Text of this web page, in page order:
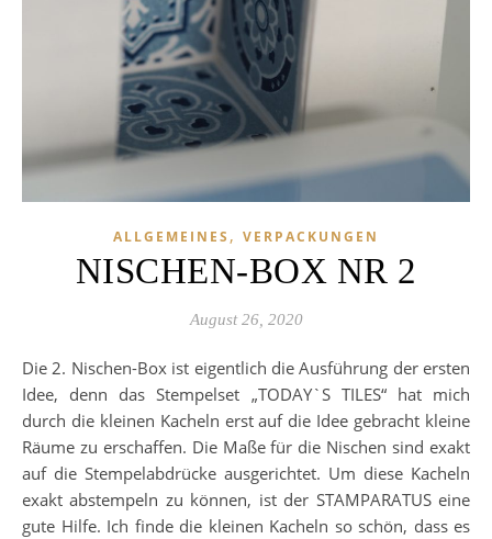
ALLGEMEINES , VERPACKUNGEN
NISCHEN-BOX NR 2
August 26, 2020
Die 2. Nischen-Box ist eigentlich die Ausführung der ersten
Idee, denn das Stempelset „TODAY`S TILES“ hat mich
durch die kleinen Kacheln erst auf die Idee gebracht kleine
Räume zu erschaffen. Die Maße für die Nischen sind exakt
auf die Stempelabdrücke ausgerichtet. Um diese Kacheln
exakt abstempeln zu können, ist der STAMPARATUS eine
gute Hilfe. Ich finde die kleinen Kacheln so schön, dass es